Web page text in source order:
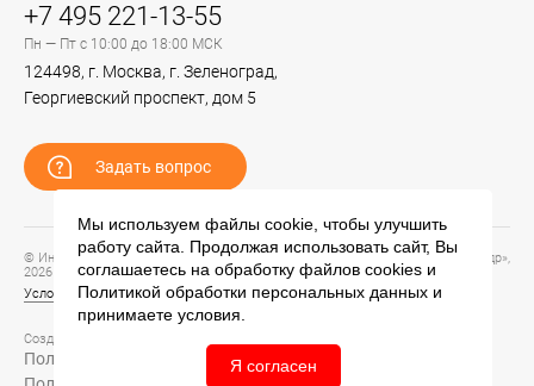
+7 495 221-13-55
Пн — Пт с 10:00 до 18:00 МСК
124498, г. Москва, г. Зеленоград,
Георгиевский проспект, дом 5
Задать вопрос
© Информационный портал технической поддержки ЦП ИС АО «ПКК Миландр»,
2026
Условия предоставления и использования информации
Создание сайта –
Политика обработки персональных данных
Мы используем файлы cookie, чтобы улучшить
работу сайта. Продолжая использовать сайт, Вы
соглашаетесь на обработку файлов cookies и
Политикой обработки персональных данных и
принимаете условия.
Я согласен